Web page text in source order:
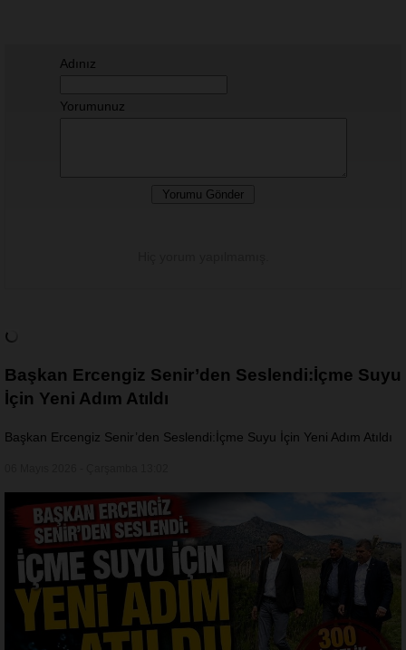
Adınız
Yorumunuz
Başkan Ercengiz Senir’den Seslendi:İçme Suyu
İçin Yeni Adım Atıldı
Başkan Ercengiz Senir’den Seslendi:İçme Suyu İçin Yeni Adım Atıldı